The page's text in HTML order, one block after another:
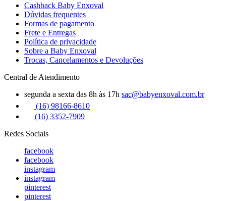
Cashback Baby Enxoval
Dúvidas frequentes
Formas de pagamento
Frete e Entregas
Política de privacidade
Sobre a Baby Enxoval
Trocas, Cancelamentos e Devoluções
Central de Atendimento
segunda a sexta das 8h às 17h sac@babyenxoval.com.br
(16) 98166-8610
(16) 3352-7909
Redes Sociais
facebook
facebook
instagram
instagram
pinterest
pinterest